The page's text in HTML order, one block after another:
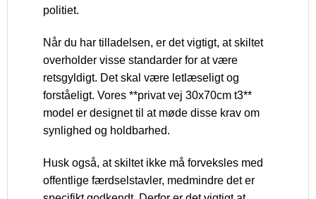
politiet.
Når du har tilladelsen, er det vigtigt, at skiltet
overholder visse standarder for at være
retsgyldigt. Det skal være letlæseligt og
forståeligt. Vores **privat vej 30x70cm t3**
model er designet til at møde disse krav om
synlighed og holdbarhed.
Husk også, at skiltet ikke må forveksles med
offentlige færdselstavler, medmindre det er